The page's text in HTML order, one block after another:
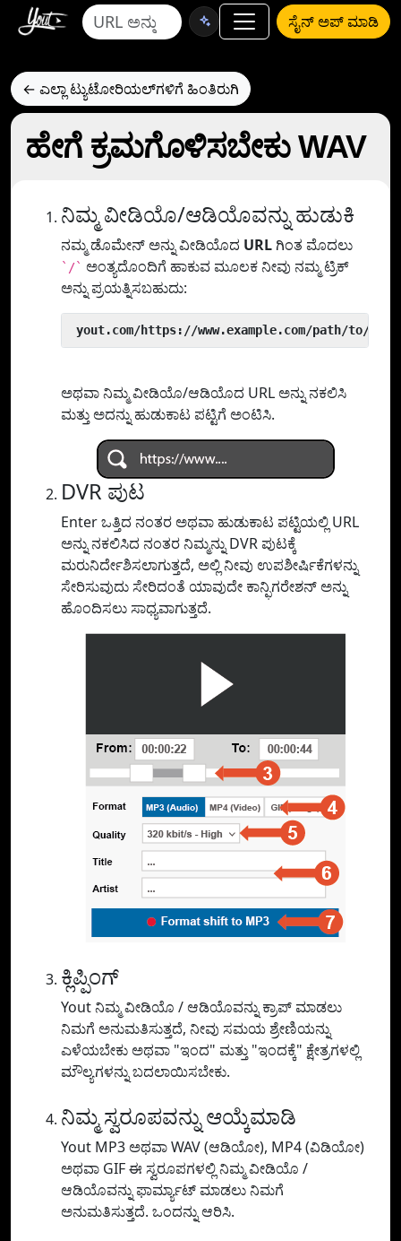
ಸೈನ್ ಅಪ್ ಮಾಡಿ
← ಎಲ್ಲಾ ಟ್ಯುಟೋರಿಯಲ್‌ಗಳಿಗೆ ಹಿಂತಿರುಗಿ
ಹೇಗೆ ಕ್ರಮಗೊಳಿಸಬೇಕು WAV
ನಿಮ್ಮ ವೀಡಿಯೊ/ಆಡಿಯೊವನ್ನು ಹುಡುಕಿ
ನಮ್ಮ ಡೊಮೇನ್ ಅನ್ನು ವೀಡಿಯೊದ URL ಗಿಂತ ಮೊದಲು
`/` ಅಂತ್ಯದೊಂದಿಗೆ ಹಾಕುವ ಮೂಲಕ ನೀವು ನಮ್ಮ ಟ್ರಿಕ್
ಅನ್ನು ಪ್ರಯತ್ನಿಸಬಹುದು:
yout.com/https://www.example.com/path/to/
ಅಥವಾ ನಿಮ್ಮ ವೀಡಿಯೊ/ಆಡಿಯೊದ URL ಅನ್ನು ನಕಲಿಸಿ
ಮತ್ತು ಅದನ್ನು ಹುಡುಕಾಟ ಪಟ್ಟಿಗೆ ಅಂಟಿಸಿ.
DVR ಪುಟ
Enter ಒತ್ತಿದ ನಂತರ ಅಥವಾ ಹುಡುಕಾಟ ಪಟ್ಟಿಯಲ್ಲಿ URL
ಅನ್ನು ನಕಲಿಸಿದ ನಂತರ ನಿಮ್ಮನ್ನು DVR ಪುಟಕ್ಕೆ
ಮರುನಿರ್ದೇಶಿಸಲಾಗುತ್ತದೆ, ಅಲ್ಲಿ ನೀವು ಉಪಶೀರ್ಷಿಕೆಗಳನ್ನು
ಸೇರಿಸುವುದು ಸೇರಿದಂತೆ ಯಾವುದೇ ಕಾನ್ಫಿಗರೇಶನ್ ಅನ್ನು
ಹೊಂದಿಸಲು ಸಾಧ್ಯವಾಗುತ್ತದೆ.
ಕ್ಲಿಪ್ಪಿಂಗ್
Yout ನಿಮ್ಮ ವೀಡಿಯೊ / ಆಡಿಯೊವನ್ನು ಕ್ರಾಪ್ ಮಾಡಲು
ನಿಮಗೆ ಅನುಮತಿಸುತ್ತದೆ, ನೀವು ಸಮಯ ಶ್ರೇಣಿಯನ್ನು
ಎಳೆಯಬೇಕು ಅಥವಾ "ಇಂದ" ಮತ್ತು "ಇಂದಕ್ಕೆ" ಕ್ಷೇತ್ರಗಳಲ್ಲಿ
ಮೌಲ್ಯಗಳನ್ನು ಬದಲಾಯಿಸಬೇಕು.
ನಿಮ್ಮ ಸ್ವರೂಪವನ್ನು ಆಯ್ಕೆಮಾಡಿ
Yout MP3 ಅಥವಾ WAV (ಆಡಿಯೋ), MP4 (ವಿಡಿಯೋ)
ಅಥವಾ GIF ಈ ಸ್ವರೂಪಗಳಲ್ಲಿ ನಿಮ್ಮ ವೀಡಿಯೊ /
ಆಡಿಯೊವನ್ನು ಫಾರ್ಮ್ಯಾಟ್ ಮಾಡಲು ನಿಮಗೆ
ಅನುಮತಿಸುತ್ತದೆ. ಒಂದನ್ನು ಆರಿಸಿ.